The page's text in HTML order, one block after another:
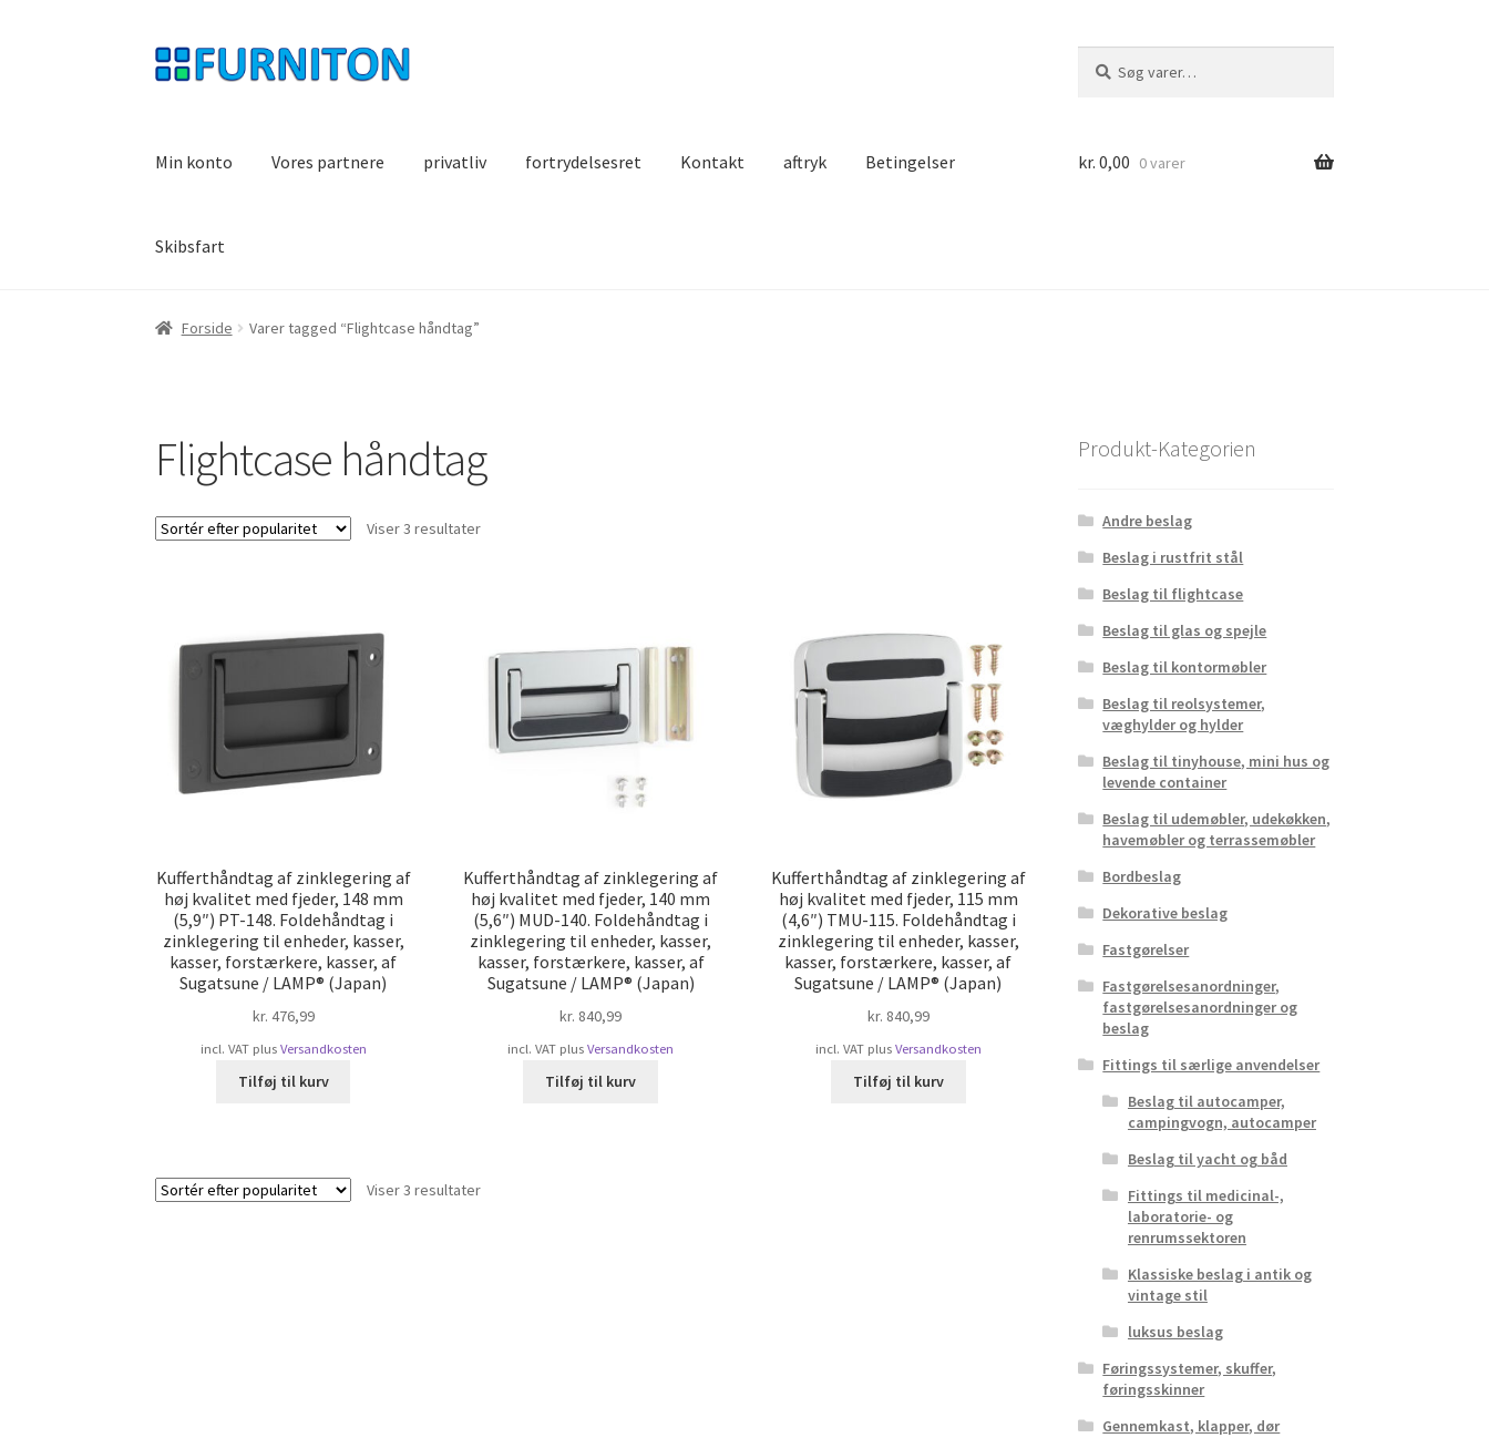
Spring
til
Spring
til
efter:
Min konto Vores partnere privatliv fortrydelsesret Kontakt aftryk Betingelser
Skibsfart
kr. 0,00 0 varer
Forside Varer tagged “Flightcase håndtag”
Flightcase håndtag
Viser 3 resultaterSorteret
Kufferthåndtag af zinklegering af
høj kvalitet med fjeder, 148 mm
(5,9″) PT-148. Foldehåndtag i
zinklegering til enheder, kasser,
kasser, forstærkere, kasser, af
Sugatsune / LAMP® (Japan)
kr. 476,99
incl. VAT plus Versandkosten
Tilføj til kurv
Kufferthåndtag af zinklegering af
høj kvalitet med fjeder, 140 mm
(5,6″) MUD-140. Foldehåndtag i
zinklegering til enheder, kasser,
kasser, forstærkere, kasser, af
Sugatsune / LAMP® (Japan)
kr. 840,99
incl. VAT plusVersandkosten
Tilføj til kurv
Kufferthåndtag af zinklegering af
høj kvalitet med fjeder, 115 mm
(4,6″) TMU-115. Foldehåndtag i
zinklegering til enheder, kasser,
kasser, forstærkere, kasser, af
Sugatsune / LAMP® (Japan)
kr. 840,99
incl. VAT plus Versandkosten
Tilføj til kurv
Viser 3 resultaterSorteret
Produkt-Kategorien
Andre beslag
Beslag i rustfrit stål
Beslag til flightcase
Beslag til glas og spejle
Beslag til kontormøbler
Beslag til reolsystemer,
væghylder og hylder
Beslag til tinyhouse, mini hus og
levende container
Beslag til udemøbler, udekøkken,
havemøbler og terrassemøbler
Bordbeslag
Dekorative beslag
Fastgørelser
Fastgørelsesanordninger,
fastgørelsesanordninger og
beslag
Fittings til særlige anvendelser
Beslag til autocamper,
campingvogn, autocamper
Beslag til yacht og båd
Fittings til medicinal-,
laboratorie- og
renrumssektoren
Klassiske beslag i antik og
vintage stil
luksus beslag
Føringssystemer, skuffer,
føringsskinner
Gennemkast, klapper, dør